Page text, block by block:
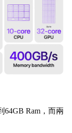
64GB Ram，而兩